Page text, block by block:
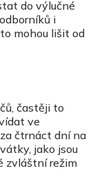
do výlučné
i
mohou lišit od
častěji to
ve
čtrnáct dní na
jako jsou
zvláštní režim